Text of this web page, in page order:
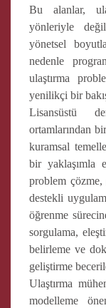
Bu alanlar,
yönleriyle
yönetsel
nedenle
ulaştırma
yenilikçi bir
Lisansüstü
ortamlarından
kuramsal
bir yaklaşımla
problem
destekli
öğrenme
sorgulama,
belirleme ve
geliştirme
Ulaştırma
modelleme